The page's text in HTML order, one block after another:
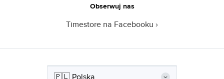
Obserwuj nas
Timestore na Facebooku